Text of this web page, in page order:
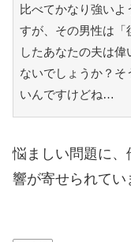
比べてかなり強い
すが、その男性は「
したあなたの夫は
ないでしょうか？そ
いんですけどね…
悩ましい問題に、
響が寄せられてい